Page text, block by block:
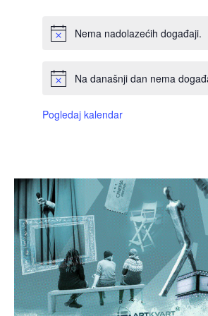
Nema nadolazećih događaji.
Na današnji dan nema
Pogledaj kalendar